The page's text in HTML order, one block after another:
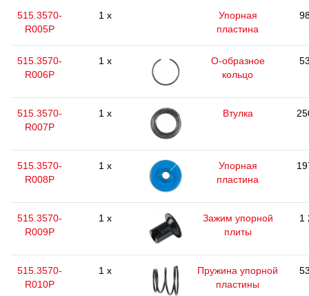
515.3570-
R005P
1 x
Упорная
пластина
515.3570-
R006P
1 x
O-образное
кольцо
515.3570-
R007P
1 x Втулка
515.3570-
R008P
1 x
Упорная
пластина
515.3570-
R009P
1 x
Зажим упорной
плиты
1
515.3570-
R010P
1 x
Пружина упорной
пластины